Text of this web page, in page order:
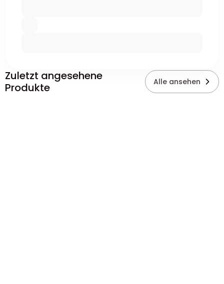
Zuletzt angesehene
Produkte
Alle ansehen